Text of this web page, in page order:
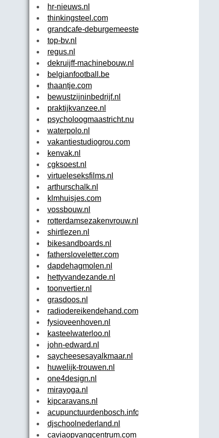
hr-nieuws.nl
thinkingsteel.com
grandcafe-deburgemeester.nl
top-bv.nl
regus.nl
dekruijff-machinebouw.nl
belgianfootball.be
thaantje.com
bewustzijninbedrijf.nl
praktijkvanzee.nl
psycholoogmaastricht.nu
waterpolo.nl
vakantiestudiogrou.com
kenvak.nl
cgksoest.nl
virtueleseksfilms.nl
arthurschalk.nl
klmhuisjes.com
vossbouw.nl
rotterdamsezakenvrouw.nl
shirtlezen.nl
bikesandboards.nl
fathersloveletter.com
dapdehagmolen.nl
hettyvandezande.nl
toonvertier.nl
grasdoos.nl
radiodereikendehand.com
fysioveenhoven.nl
kasteelwaterloo.nl
john-edward.nl
saycheesesayalkmaar.nl
huwelijk-trouwen.nl
one4design.nl
mirayoga.nl
kipcaravans.nl
acupunctuurdenbosch.info
djschoolnederland.nl
caviaopvangcentrum.com